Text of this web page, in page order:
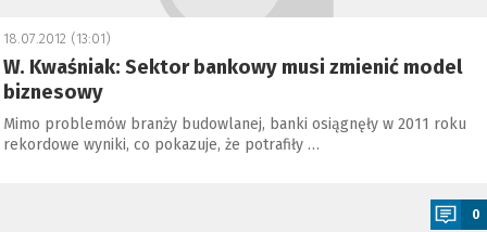
18.07.2012 (13:01)
W. Kwaśniak: Sektor bankowy musi zmienić model
biznesowy
Mimo problemów branży budowlanej, banki osiągnęły w 2011 roku
rekordowe wyniki, co pokazuje, że potrafiły …
0